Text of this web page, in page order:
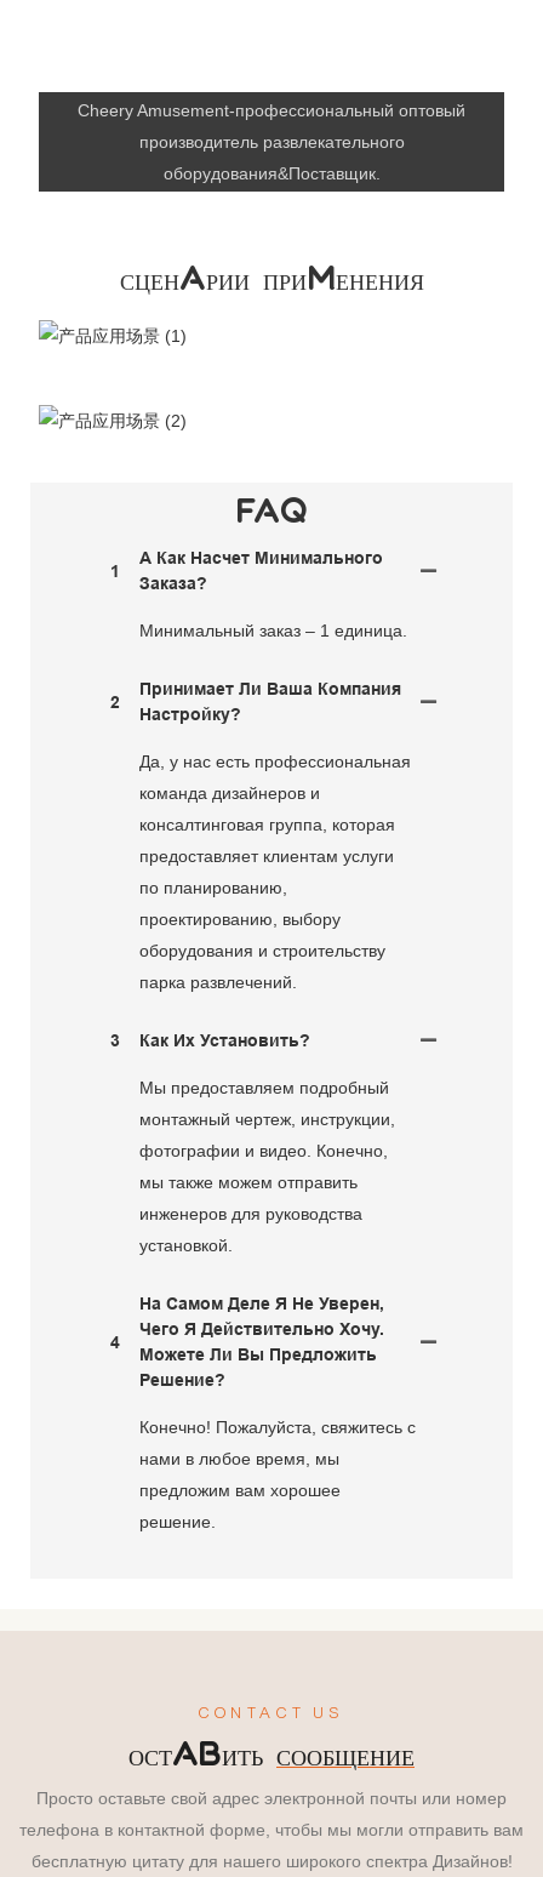
Cheery Amusement-профессиональный оптовый
производитель развлекательного
оборудования&Поставщик.
СЦЕНАРИИ ПРИМЕНЕНИЯ
FAQ
1
А Как Насчет Минимального
Заказа?
Минимальный заказ – 1 единица.
2
Принимает Ли Ваша Компания
Настройку?
Да, у нас есть профессиональная
команда дизайнеров и
консалтинговая группа, которая
предоставляет клиентам услуги
по планированию,
проектированию, выбору
оборудования и строительству
парка развлечений.
3 Как Их Установить?
Мы предоставляем подробный
монтажный чертеж, инструкции,
фотографии и видео. Конечно,
мы также можем отправить
инженеров для руководства
установкой.
4
На Самом Деле Я Не Уверен,
Чего Я Действительно Хочу.
Можете Ли Вы Предложить
Решение?
Конечно! Пожалуйста, свяжитесь с
нами в любое время, мы
предложим вам хорошее
решение.
CONTACT US
ОСТАВИТЬ СООБЩЕНИЕ
Просто оставьте свой адрес электронной почты или номер
телефона в контактной форме, чтобы мы могли отправить вам
бесплатную цитату для нашего широкого спектра Дизайнов!